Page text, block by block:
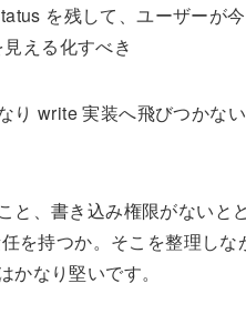
を残して、ユーザーが
える化すべき
り write 実装へ飛びつかな
と、書き込み権限がないと
を持つか。そこを整理しな
なり堅いです。